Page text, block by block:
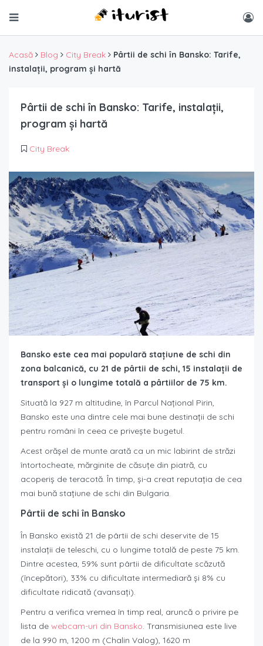
Acasă Blog City Break
Pârtii de schi în Bansko: Tarife,
instalații, program și hartă
Pârtii de schi în Bansko: Tarife, instalații,
program și hartă
City Break
Bansko este cea mai populară stațiune de schi din
zona balcanică, cu 21 de pârtii de schi, 15 instalații de
transport și o lungime totală a pârtiilor de 75 km.
Situată la 927 m altitudine, în Parcul Național Pirin,
Bansko este una dintre cele mai bune destinații de schi
pentru români în ceea ce privește bugetul.
Acest orășel de munte arată ca un mic labirint de străzi
întortocheate, mărginite de căsuțe din piatră, cu
acoperiș de teracotă. În timp, și-a creat reputația de cea
mai bună stațiune de schi din Bulgaria.
Pârtii de schi în Bansko
În Bansko există 21 de pârtii de schi deservite de 15
instalații de teleschi, cu o lungime totală de peste 75 km.
Dintre acestea, 59% sunt pârtii de dificultate scăzută
(începători), 33% cu dificultate intermediară și 8% cu
dificultate ridicată (avansați).
Pentru a verifica vremea în timp real, aruncă o privire pe
lista de webcam-uri din Bansko. Transmisiunea este live
de la 990 m, 1200 m (Chalin Valog), 1620 m